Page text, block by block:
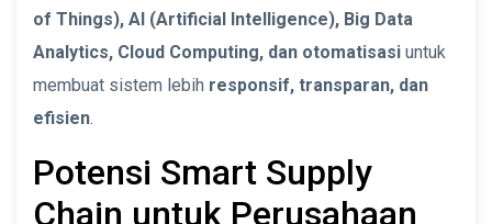
of Things), AI (Artificial Intelligence), Big Data
Analytics, Cloud Computing, dan otomatisasi untuk
membuat sistem lebih responsif, transparan, dan
efisien.
Potensi Smart Supply
Chain untuk Perusahaan